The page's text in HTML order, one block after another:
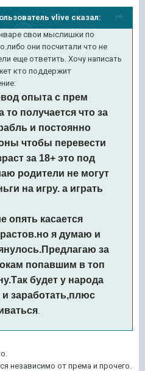
vlive сказал:
свои мыслишки по
они посчитали что не
еще ответить. Хочу написать
кто поддержит
опыта с прем
то получается что за
и постоянно
чтобы перевести
за 18+ это под
родители не могут
на игру. а играть
опять касается
я думаю и
за
попавшим в топ
будет у народа
заработать,плюс
.
независимо от према и прочего.